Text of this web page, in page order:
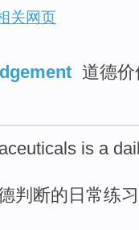
关网页
道德
is a
判断的 日常练习